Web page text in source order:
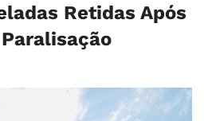
Retidas Após